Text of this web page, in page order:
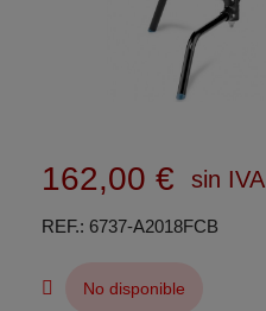
162,00 € sin IVA
REF. 6737-A2018FCB
No disponible